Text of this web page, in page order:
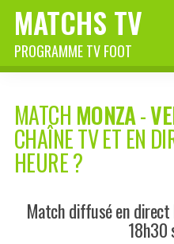
MATCHS TV
PROGRAMME TV FOOT
MATCH MONZA-
CHAÎNE TV ET EN
HEURE ?
Match diffusé en
18h30